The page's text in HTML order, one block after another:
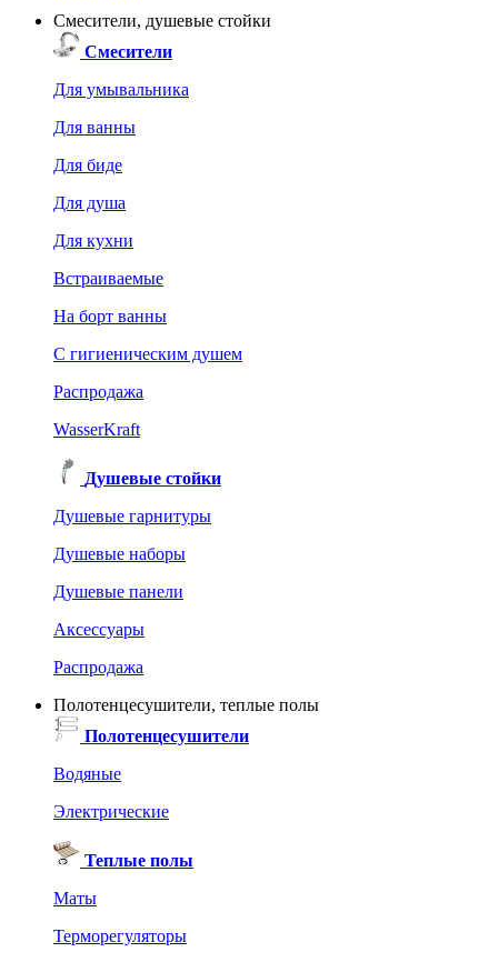
Смесители, душевые стойки
Смесители
Для умывальника
Для ванны
Для биде
Для душа
Для кухни
Встраиваемые
На борт ванны
C гигиеническим душем
Распродажа
WasserKraft
Душевые стойки
Душевые гарнитуры
Душевые наборы
Душевые панели
Аксессуары
Распродажа
Полотенцесушители, теплые полы
Полотенцесушители
Водяные
Электрические
Теплые полы
Маты
Терморегуляторы